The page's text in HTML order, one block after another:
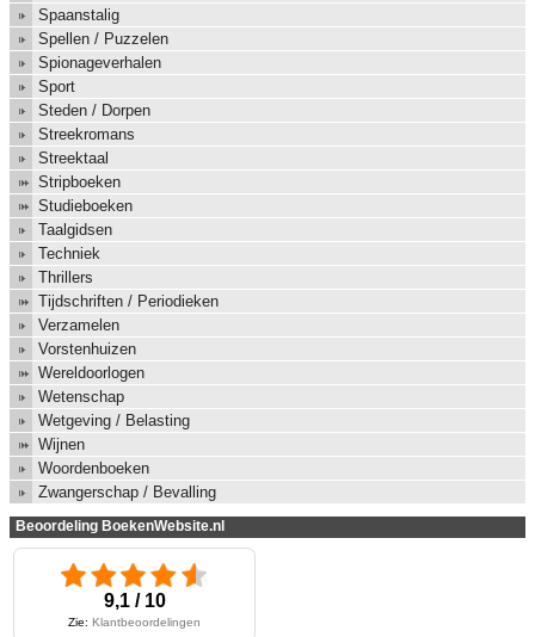
Spaanstalig
Spellen / Puzzelen
Spionageverhalen
Sport
Steden / Dorpen
Streekromans
Streektaal
Stripboeken
Studieboeken
Taalgidsen
Techniek
Thrillers
Tijdschriften / Periodieken
Verzamelen
Vorstenhuizen
Wereldoorlogen
Wetenschap
Wetgeving / Belasting
Wijnen
Woordenboeken
Zwangerschap / Bevalling
Beoordeling BoekenWebsite.nl
9,1 / 10
Zie: Klantbeoordelingen